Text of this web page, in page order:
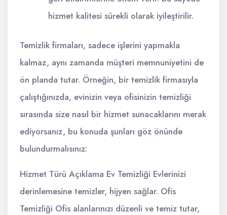
hizmet kalitesi sürekli olarak iyileştirilir.
Temizlik firmaları, sadece işlerini yapmakla
kalmaz, aynı zamanda müşteri memnuniyetini de
ön planda tutar. Örneğin, bir temizlik firmasıyla
çalıştığınızda, evinizin veya ofisinizin temizliği
sırasında size nasıl bir hizmet sunacaklarını merak
ediyorsanız, bu konuda şunları göz önünde
bulundurmalısınız:
Hizmet Türü Açıklama Ev Temizliği Evlerinizi
derinlemesine temizler, hijyen sağlar. Ofis
Temizliği Ofis alanlarınızı düzenli ve temiz tutar,